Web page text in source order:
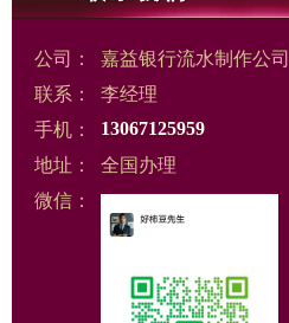
公司：
嘉益银行流水制作公司
联系：
李经理
手机：
13067125959
地址：
全国办理
微信：